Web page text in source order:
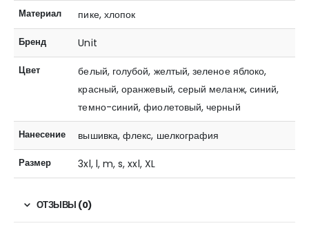
Материал пике, хлопок
Бренд Unit
Цвет
белый, голубой, желтый, зеленое яблоко,
красный, оранжевый, серый меланж, синий,
темно-синий, фиолетовый, черный
Нанесение вышивка, флекс, шелкография
Размер 3xl, l, m, s, xxl, XL
ОТЗЫВЫ (0)